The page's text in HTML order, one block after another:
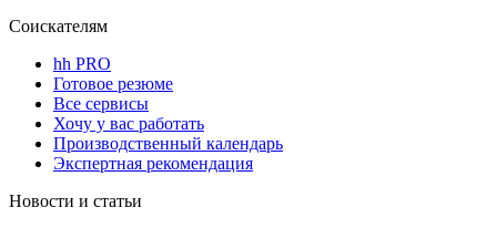
Соискателям
hh PRO
Готовое резюме
Все сервисы
Хочу у вас работать
Производственный календарь
Экспертная рекомендация
Новости и статьи